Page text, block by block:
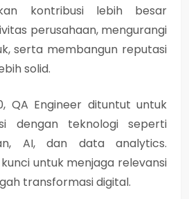
kontribusi lebih besar
perusahaan, mengurangi
serta membangun reputasi
solid.
QA Engineer dituntut untuk
dengan teknologi seperti
AI, dan data analytics.
untuk menjaga relevansi
transformasi digital.